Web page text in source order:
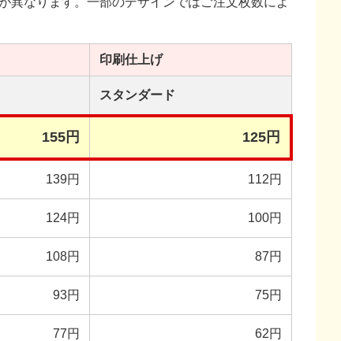
印刷仕上げ
スタンダード
155円 125円
139円 112円
124円 100円
108円 87円
93円 75円
77円 62円